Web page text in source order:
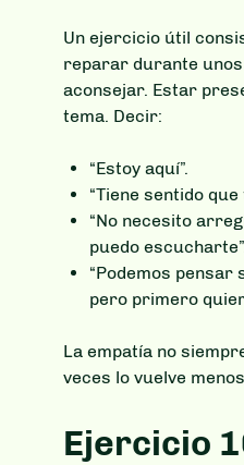
Un ejercicio útil
reparar durante
aconsejar. Estar
tema. Decir:
“Estoy aquí”.
“Tiene sentido
“No necesito
puedo
“Podemos pensar
pero primero
La empatía no
veces lo vuelve
Ejercicio